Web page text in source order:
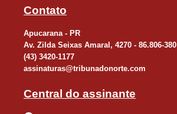
Contato
Apucarana - PR
Av. Zilda Seixas Amaral, 4270 - 86.806-380
(43) 3420-1177
assinaturas@tribunadonorte.com
Central do assinante